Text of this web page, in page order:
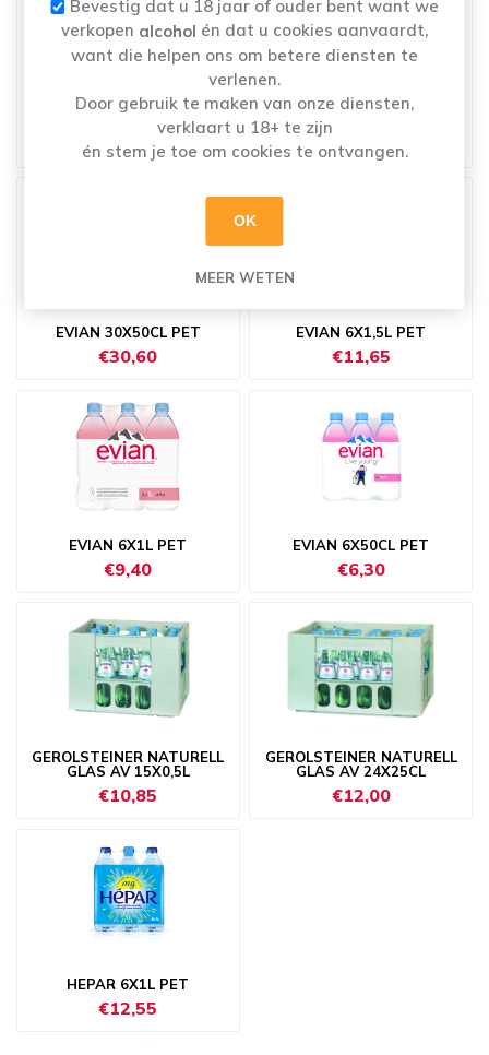
CRISTALINE PLAT 6X1,5L
€4,60
EVIAN 12X1L GLAS
€14,20
EVIAN 30X50CL PET
€30,60
EVIAN 6X1,5L PET
€11,65
EVIAN 6X1L PET
€9,40
EVIAN 6X50CL PET
€6,30
GEROLSTEINER NATURELL
GLAS AV 15X0,5L
€10,85
GEROLSTEINER NATURELL
GLAS AV 24X25CL
€12,00
HEPAR 6X1L PET
€12,55
Bevestig dat u 18 jaar of ouder bent want we
verkopen alcohol én dat u cookies aanvaardt,
want die helpen ons om betere diensten te
verlenen.
Door gebruik te maken van onze diensten,
verklaart u 18+ te zijn
én stem je toe om cookies te ontvangen.
OK
MEER WETEN